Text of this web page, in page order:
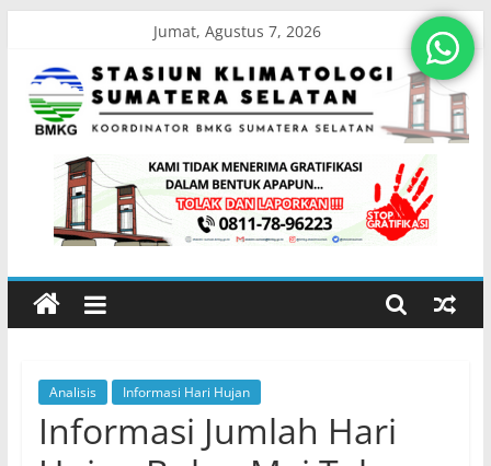
content
Jumat, Agustus 7, 2026
Stasiun
Klimatologi
Sumatera
Koordinator
BMKG
Sumatera
Analisis Informasi Hari Hujan
Informasi Jumlah Hari